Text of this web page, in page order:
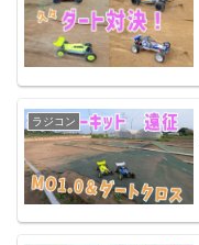
ラジコン